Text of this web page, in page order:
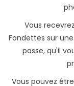
Vous
Fondettes sur
passe, qu'il
Vous pouvez